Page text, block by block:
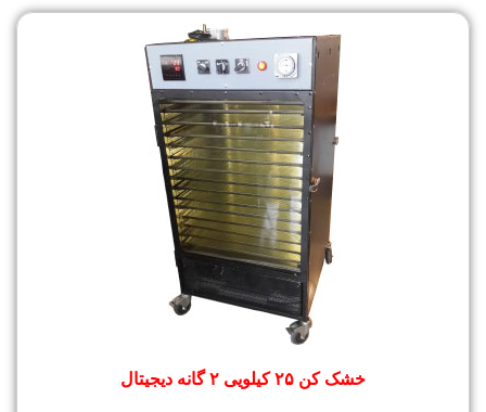
خشک کن ۲۵ کیلویی ۲ گانه دیجیتال